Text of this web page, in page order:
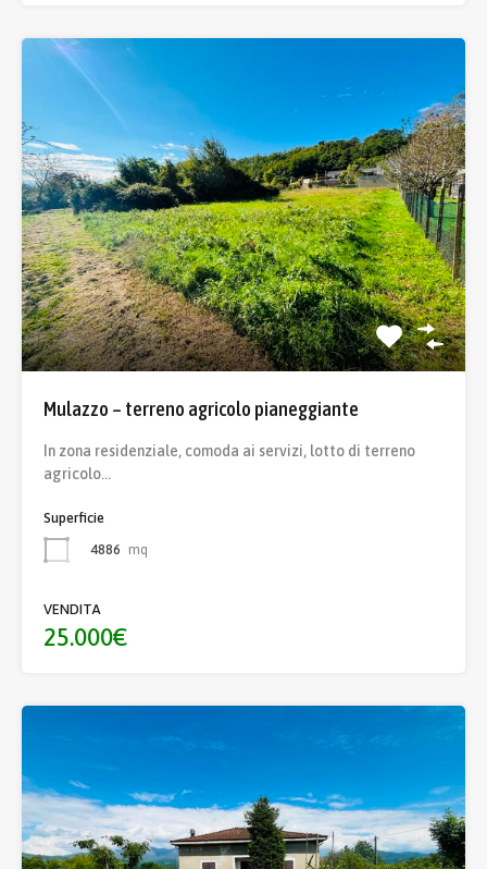
Mulazzo – terreno agricolo pianeggiante
In zona residenziale, comoda ai servizi, lotto di terreno
agricolo…
Superficie
4886 mq
VENDITA
25.000€